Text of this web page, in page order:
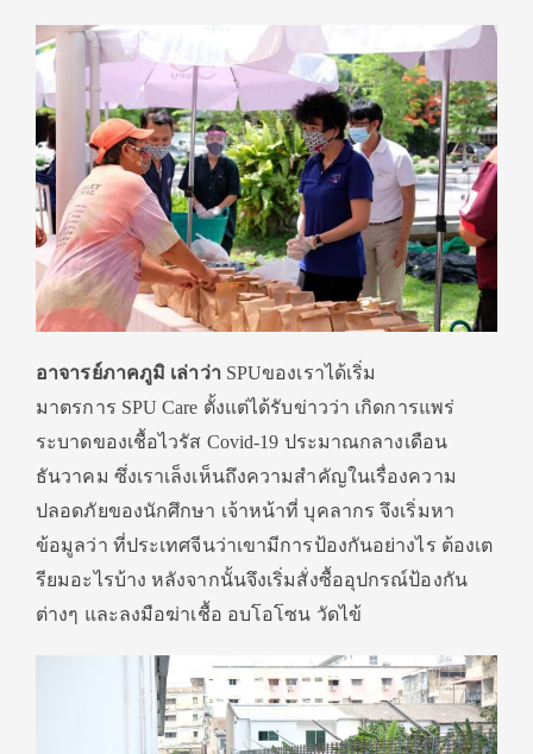
อาจารย์ภาคภูมิ เล่าว่า SPUของเราได้เริ่ม
มาตรการ SPU Care ตั้งแต่ได้รับข่าวว่า เกิดการแพร่
ระบาดของเชื้อไวรัส Covid-19 ประมาณกลางเดือน
ธันวาคม ซึ่งเราเล็งเห็นถึงความสำคัญในเรื่องความ
ปลอดภัยของนักศึกษา เจ้าหน้าที่ บุคลากร จึงเริ่มหา
ข้อมูลว่า ที่ประเทศจีนว่าเขามีการป้องกันอย่างไร ต้องเต
รียมอะไรบ้าง หลังจากนั้นจึงเริ่มสั่งซื้ออุปกรณ์ป้องกัน
ต่างๆ และลงมือฆ่าเชื้อ อบโอโซน วัดไข้